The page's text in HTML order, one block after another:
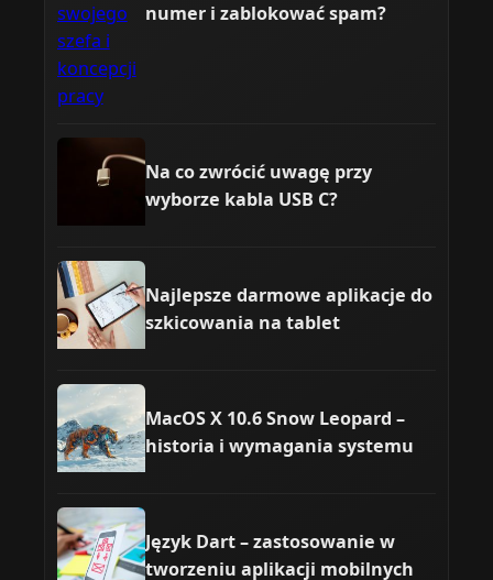
numer i zablokować spam?
Na co zwrócić uwagę przy
wyborze kabla USB C?
Najlepsze darmowe aplikacje do
szkicowania na tablet
MacOS X 10.6 Snow Leopard –
historia i wymagania systemu
Język Dart – zastosowanie w
tworzeniu aplikacji mobilnych